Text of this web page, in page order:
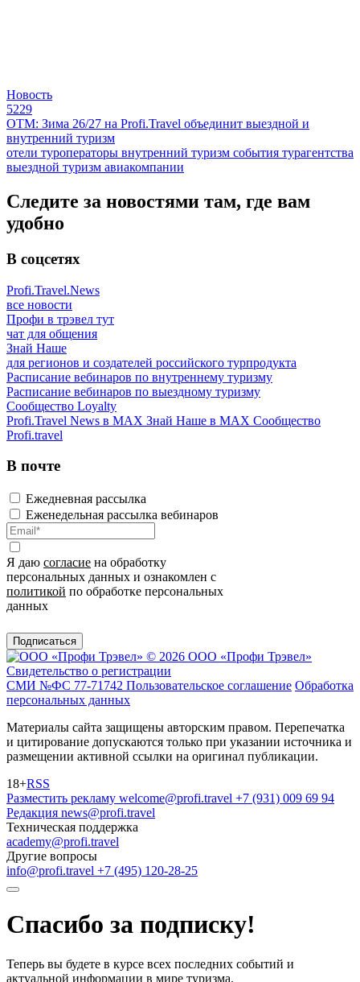
Новость
5229
ОТМ: Зима 26/27 на Profi.Travel объединит выездной и
внутренний туризм
отели туроператоры внутренний туризм события турагентства
выездной туризм авиакомпании
Следите за новостями там, где вам
удобно
В соцсетях
Profi.Travel.News
все новости
Профи в трэвел тут
чат для общения
Знай Наше
для регионов и создателей российского турпродукта
Расписание вебинаров по внутреннему туризму
Расписание вебинаров по выездному туризму
Сообщество Loyalty
Profi.Travel News в MAX Знай Наше в MAX Сообщество
Profi.travel
В почте
Ежедневная рассылка
Еженедельная рассылка вебинаров
Я даю согласие на обработку
персональных данных и ознакомлен с
политикой по обработке персональных
данных
Подписаться
© 2026 ООО «Профи Трэвeл»
Свидетельство о регистрации
СМИ №ФС 77-71742 Пользовательское соглашение Обработка
персональных данных
Материалы сайта защищены авторским правом. Перепечатка
и цитирование допускаются только при указании источника и
размещении активной ссылки на оригинал публикации.
18+RSS
Разместить рекламу welcome@profi.travel +7 (931) 009 69 94
Редакция news@profi.travel
Техническая поддержка
academy@profi.travel
Другие вопросы
info@profi.travel +7 (495) 120-28-25
Спасибо за подписку!
Теперь вы будете в курсе всех последних событий и
актуальной информации в мире туризма.